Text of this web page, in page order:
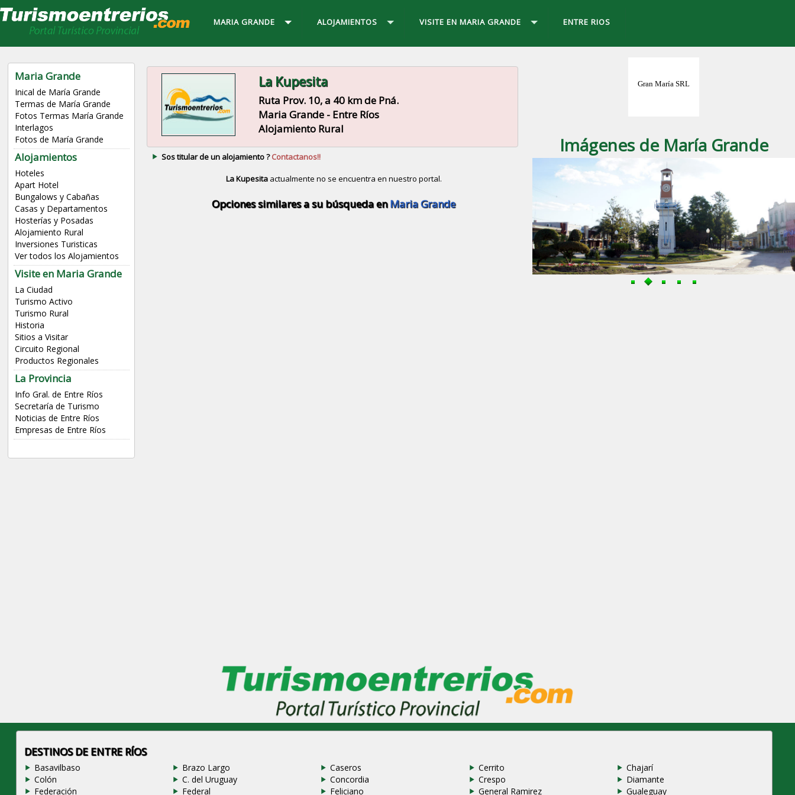
MARIA GRANDE ALOJAMIENTOS VISITE EN MARIA GRANDE ENTRE RIOS
Maria Grande
Inical de María Grande
Termas de María Grande
Fotos Termas María Grande
Interlagos
Fotos de María Grande
Alojamientos
Hoteles
Apart Hotel
Bungalows y Cabañas
Casas y Departamentos
Hosterías y Posadas
Alojamiento Rural
Inversiones Turisticas
Ver todos los Alojamientos
Visite en Maria Grande
La Ciudad
Turismo Activo
Turismo Rural
Historia
Sitios a Visitar
Circuito Regional
Productos Regionales
La Provincia
Info Gral. de Entre Ríos
Secretaría de Turismo
Noticias de Entre Ríos
Empresas de Entre Ríos
La Kupesita
Ruta Prov. 10, a 40 km de Pná.
Maria Grande - Entre Ríos
Alojamiento Rural
Sos titular de un alojamiento ?Contactanos!!
La Kupesitaactualmente no se encuentra en nuestro portal.
Opciones similares a su búsqueda enMaria Grande
Imágenes de María Grande
DESTINOS DE ENTRE RÍOS
Basavilbaso Brazo Largo Caseros Cerrito
Chajarí
Colón
C. del Uruguay Concordia Crespo
Diamante
Federación
Federal Feliciano General Ramirez Gualeguay